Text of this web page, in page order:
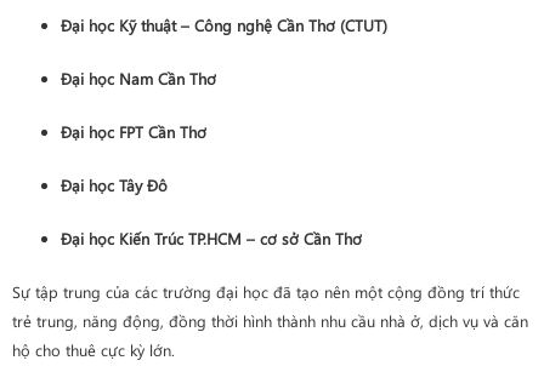
Đại học Kỹ thuật – Công nghệ Cần Thơ (CTUT)
Đại học Nam Cần Thơ
Đại học FPT Cần Thơ
Đại học Tây Đô
Đại học Kiến Trúc TP.HCM – cơ sở Cần Thơ
Sự tập trung của các trường đại học đã tạo nên một cộng đồng trí thức
trẻ trung, năng động, đồng thời hình thành nhu cầu nhà ở, dịch vụ và căn
hộ cho thuê cực kỳ lớn.